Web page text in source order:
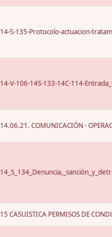
14-S-135-Protocolo-actuacion-
14-V-106-14S-133-14C-114-
14.06.21. COMUNICACIÓN -
15 CASUISTICA PERMISOS DE